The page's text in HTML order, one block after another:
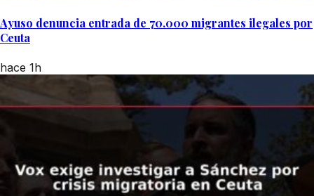
Ayuso denuncia entrada de 70.000 migrantes ilegales por
Ceuta
hace 1h